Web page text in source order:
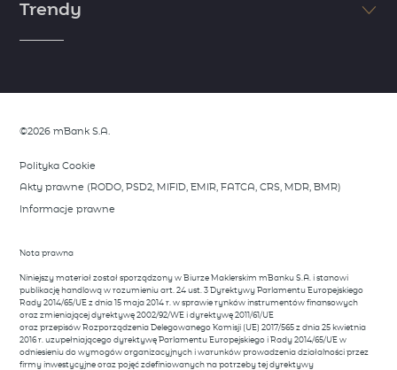
wiedzy i doświadczenia naszych ekspertów i zapoznaj się z
Trendy
zobacz więcej
©2026 mBank S.A.
Polityka Cookie
Akty prawne (RODO, PSD2, MIFID, EMIR, FATCA, CRS, MDR, BMR)
Informacje prawne
Nota prawna
Niniejszy materiał został sporządzony w Biurze Maklerskim mBanku S.A. i stanowi
publikację handlową w rozumieniu art. 24 ust. 3 Dyrektywy Parlamentu Europejskiego
Rady 2014/65/UE z dnia 15 maja 2014 r. w sprawie rynków instrumentów finansowych
oraz zmieniającej dyrektywę 2002/92/WE i dyrektywę 2011/61/UE
oraz przepisów Rozporządzenia Delegowanego Komisji (UE) 2017/565 z dnia 25 kwietnia
2016 r. uzupełniającego dyrektywę Parlamentu Europejskiego i Rady 2014/65/UE w
odniesieniu do wymogów organizacyjnych i warunków prowadzenia działalności przez
firmy inwestycyjne oraz pojęć zdefiniowanych na potrzeby tej dyrektywy